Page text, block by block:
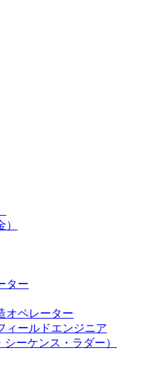
ター
オペレーター
ィールドエンジニア
ーケンス・ラダー）